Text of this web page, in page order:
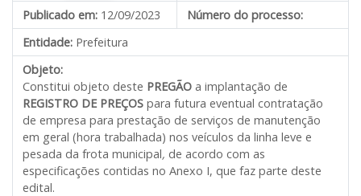
Publicado em: 12/09/2023
Número do processo:
Entidade: Prefeitura
Objeto:
Constitui objeto deste PREGÃO a implantação de
REGISTRO DE PREÇOS para futura eventual contratação
de empresa para prestação de serviços de manutenção
em geral (hora trabalhada) nos veículos da linha leve e
pesada da frota municipal, de acordo com as
especificações contidas no Anexo I, que faz parte deste
edital.